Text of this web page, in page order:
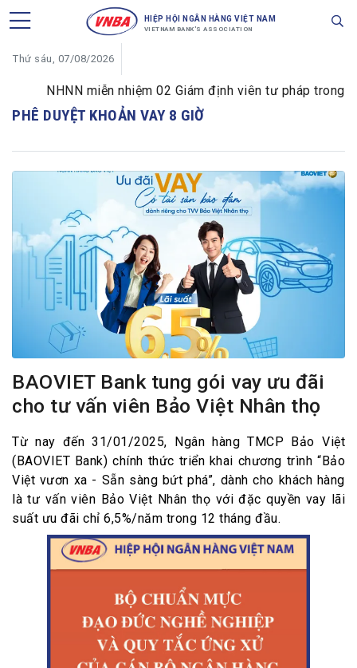
HIỆP HỘI NGÂN HÀNG VIỆT NAM
VIETNAM BANK'S ASSOCIATION
Thứ sáu, 07/08/2026
NHNN miễn nhiệm 02 Giám định viên tư pháp trong
PHÊ DUYỆT KHOẢN VAY 8 GIỜ
BAOVIET Bank tung gói vay ưu đãi
cho tư vấn viên Bảo Việt Nhân thọ
Từ nay đến 31/01/2025, Ngân hàng TMCP Bảo Việt
(BAOVIET Bank) chính thức triển khai chương trình “Bảo
Việt vươn xa - Sẵn sàng bứt phá”, dành cho khách hàng
là tư vấn viên Bảo Việt Nhân thọ với đặc quyền vay lãi
suất ưu đãi chỉ 6,5%/năm trong 12 tháng đầu.